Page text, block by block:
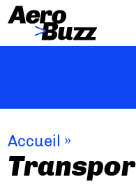
Accueil »